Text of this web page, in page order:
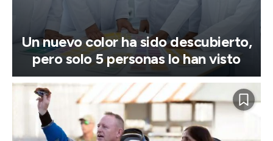
Un nuevo color ha sido descubierto,
pero solo 5 personas lo han visto